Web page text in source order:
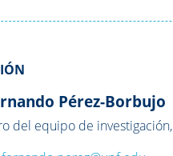
Pérez-Borbujo
del equipo de investigación,